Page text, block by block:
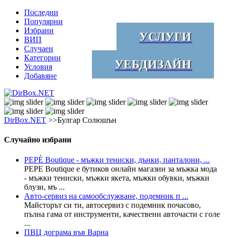
Последни
Популярни
Избрани
ВИП
Случаен
Категории
Условия
Добавяне
УСЛУГИ
УЕБДИЗАЙН
DirBox.NET >>Булгар Солюшън
Случайно избрани
PEPÈ Boutique - мъжки тениски, дънки, панталони, ...
PEPЕ Boutique е бутиков онлайн магазин за мъжка мода
- мъжки тениски, мъжки якета, мъжки обувки, мъжки
блузи, мъ ...
Авто-сервиз на самообслужване, подемник п ...
Майсторът си ти, автосервиз с подемник почасово,
пълна гама от инструменти, качествени авточасти с голе
...
ПВЦ дограма във Варна